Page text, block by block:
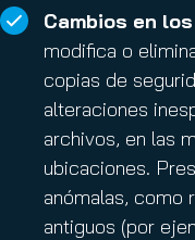
Cambios en
modifica o
copias de
alteraciones
archivos, en las
ubicaciones.
anómalas, como
antiguos (por